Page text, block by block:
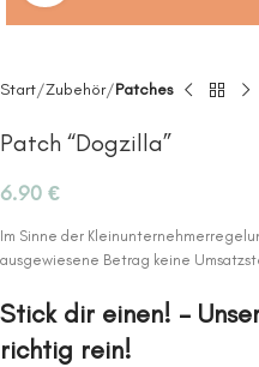
Start Zubehör Patches
Patch “Dogzilla”
6.90 €
Im Sinne der
ausgewiesene Betrag keine
Stick dir einen! –
richtig rein!